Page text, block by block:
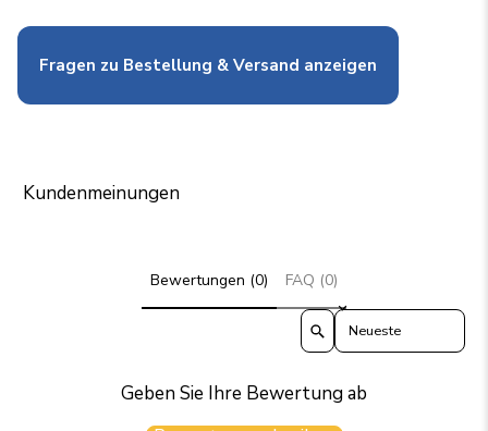
Fragen zu Bestellung & Versand anzeigen
Kundenmeinungen
Bewertungen (0) FAQ (0)
Sort reviews by
Geben Sie Ihre Bewertung ab